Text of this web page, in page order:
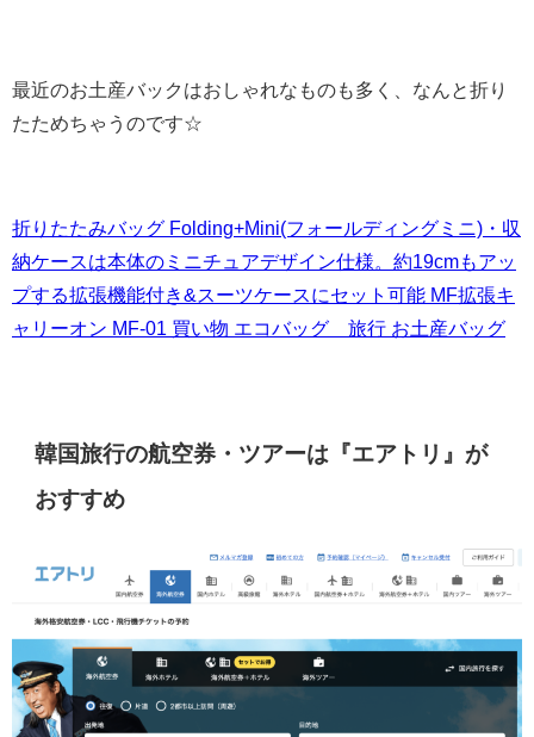
最近のお土産バックはおしゃれなものも多く、なんと折り
たためちゃうのです☆
折りたたみバッグ Folding+Mini(フォールディングミニ)・収
納ケースは本体のミニチュアデザイン仕様。約19cmもアッ
プする拡張機能付き&スーツケースにセット可能 MF拡張キ
ャリーオン MF-01 買い物 エコバッグ 旅行 お土産バッグ
韓国旅行の航空券・ツアーは『エアトリ』が
おすすめ